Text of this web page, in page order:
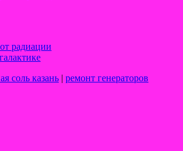
радиации
соль казань | ремонт генераторов